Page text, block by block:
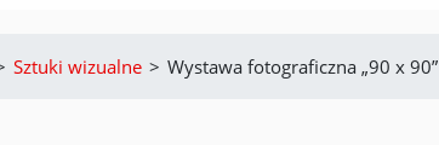
Sztuki wizualne > Wystawa fotograficzna „90 x 90”